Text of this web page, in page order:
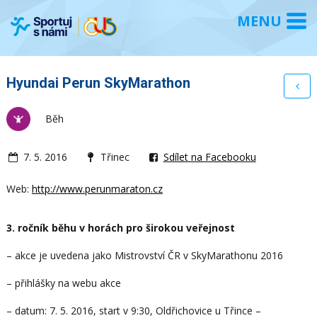
Hyundai Perun SkyMarathon
Běh
7. 5. 2016 Třinec Sdílet na Facebooku
Web: http://www.perunmaraton.cz
3. ročník běhu v horách pro širokou veřejnost
– akce je uvedena jako Mistrovství ČR v SkyMarathonu 2016
– přihlášky na webu akce
– datum: 7. 5. 2016, start v 9:30, Oldřichovice u Třince –